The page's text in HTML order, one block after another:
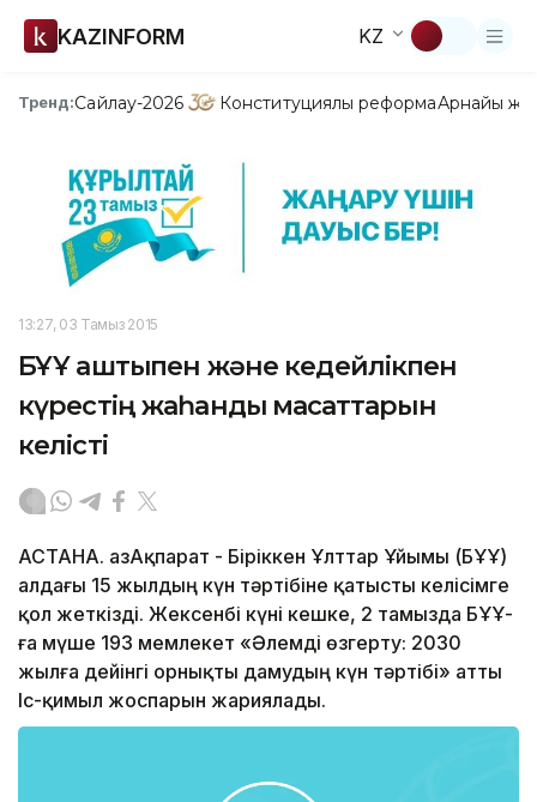
KAZINFORM KZ
Тренд:Сайлау-2026 Конституциялық реформаАрнайы
13:27, 03 Тамыз 2015
БҰҰ аштықпен және кедейлікпен
күрестің жаһандық мақсаттарын
келісті
АСТАНА. ҚазАқпарат - Біріккен Ұлттар Ұйымы (БҰҰ)
алдағы 15 жылдың күн тәртібіне қатысты келісімге
қол жеткізді. Жексенбі күні кешке, 2 тамызда БҰҰ-
ға мүше 193 мемлекет «Әлемді өзгерту: 2030
жылға дейінгі орнықты дамудың күн тәртібі» атты
Іс-қимыл жоспарын жариялады.